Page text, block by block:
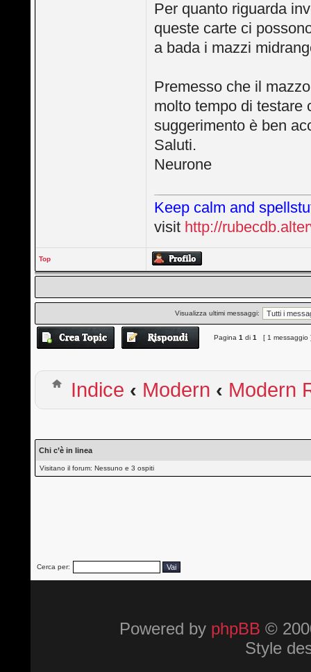
Per quanto riguarda
queste carte ci
a bada i mazzi
Premesso che il
molto tempo di testare
suggerimento è ben
Saluti.
Neurone
Keep calm and
visit http://
Top
Visualizza ultimi messaggi:
Pagina1 di1 [ 1 messaggio
Indice ‹ Modern ‹ Modern
Chi c’è in linea
Visitano il forum: Nessuno e 3 ospiti
Cerca per:
Powered by phpBB ©
Style